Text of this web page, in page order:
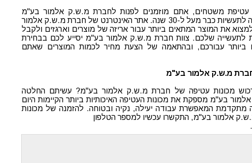
עטיפת משטחים, אתם מוזמנים לפנות לחברת מ.ש.ק אלמור בע"מ
המספקת מוצרי אריזה לתעשיות כבר מעל ל-30 שנה. אתר האינטרנט של חברת מ.ש.ק אלמור
את המוצר המתאים ביותר עבור אריזה של מוצרים וארגזים ולקבל
לתעשייה שלכם. צוות חברת מ.ש.ק אלמור בע"מ יסייע לכם בבחירת
ביותר עבורכם, ובהתאמה של הצעת מחיר לכמות המוצרים שאתם
מ.ש.ק אלמור בע"מ
מכונות עטיפה של חברת מ.ש.ק אלמור בע"מ? עשיתם החלטה
בע"מ מספקת את מכונות העטיפה האיכותיות ביותר הקיימות היום
מתקדמת המאפשרת עבודה יעילה, נקיה ובטוחה. להזמנה של מכונות
אלמור בע"מ, התקשרו עכשיו למספר הטלפון